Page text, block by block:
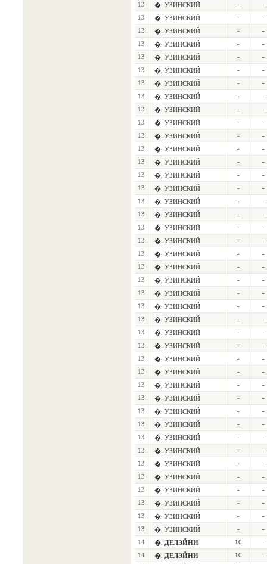
13
�. УЗИНСКИЙ -
-
13
�. УЗИНСКИЙ -
-
13
�. УЗИНСКИЙ -
-
13
�. УЗИНСКИЙ -
-
13
�. УЗИНСКИЙ -
-
13
�. УЗИНСКИЙ -
-
13
�. УЗИНСКИЙ -
-
13
�. УЗИНСКИЙ -
-
13
�. УЗИНСКИЙ -
-
13
�. УЗИНСКИЙ -
-
13
�. УЗИНСКИЙ -
-
13
�. УЗИНСКИЙ -
-
13
�. УЗИНСКИЙ -
-
13
�. УЗИНСКИЙ -
-
13
�. УЗИНСКИЙ -
-
13
�. УЗИНСКИЙ -
-
13
�. УЗИНСКИЙ -
-
13
�. УЗИНСКИЙ -
-
13
�. УЗИНСКИЙ -
-
13
�. УЗИНСКИЙ -
-
13
�. УЗИНСКИЙ -
-
13
�. УЗИНСКИЙ -
-
13
�. УЗИНСКИЙ -
-
13
�. УЗИНСКИЙ -
-
13
�. УЗИНСКИЙ -
-
13
�. УЗИНСКИЙ -
-
13
�. УЗИНСКИЙ -
-
13
�. УЗИНСКИЙ -
-
13
�. УЗИНСКИЙ -
-
13
�. УЗИНСКИЙ -
-
13
�. УЗИНСКИЙ -
-
13
�. УЗИНСКИЙ -
-
13
�. УЗИНСКИЙ -
-
13
�. УЗИНСКИЙ -
-
13
�. УЗИНСКИЙ -
-
13
�. УЗИНСКИЙ -
-
13
�. УЗИНСКИЙ -
-
13
�. УЗИНСКИЙ -
-
13
�. УЗИНСКИЙ -
-
13
�. УЗИНСКИЙ -
-
13
�. УЗИНСКИЙ -
-
14
�. ДЕЛЭЙНИ 10
-
14
�. ДЕЛЭЙНИ 10
-